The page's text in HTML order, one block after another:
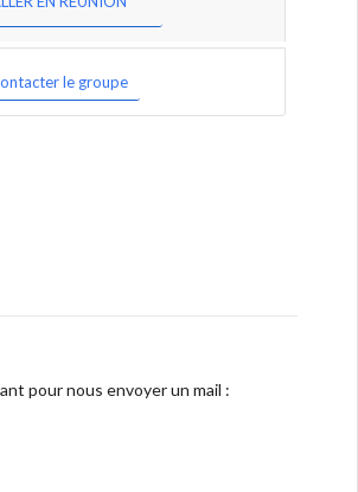
le groupe
pour nous envoyer un mail :